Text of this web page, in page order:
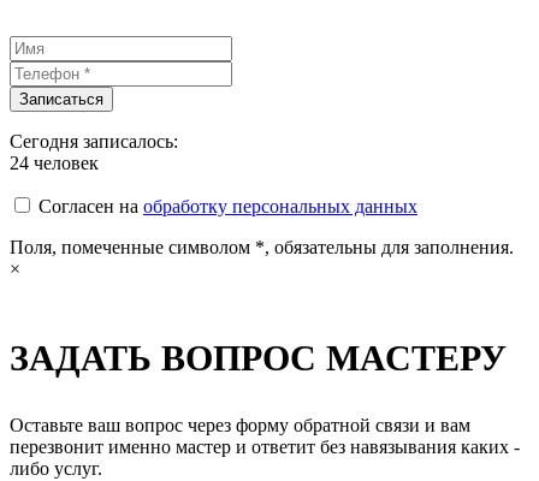
Сегодня записалось:
24 человек
Согласен на обработку персональных данных
Поля, помеченные символом *, обязательны для заполнения.
×
ЗАДАТЬ ВОПРОС МАСТЕРУ
Оставьте ваш вопрос через форму обратной связи и вам
перезвонит именно мастер и ответит без навязывания каких -
либо услуг.